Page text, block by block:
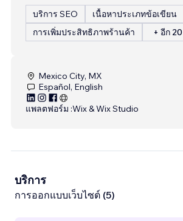
บริการ SEO
เนื้อหาประเภทข้อเขียน
การเพิ่มประสิทธิภาพร้านค้า
+ อีก 20
Mexico City, MX
Español, English
แพลตฟอร์ม :Wix & Wix Studio
บริการ
การออกแบบเว็บไซต์ (5)